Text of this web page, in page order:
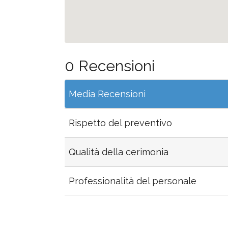
0 Recensioni
Media Recensioni
Rispetto del preventivo
Qualità della cerimonia
Professionalità del personale